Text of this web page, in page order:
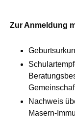
Zur Anmeldung
Nachweis
Masern-